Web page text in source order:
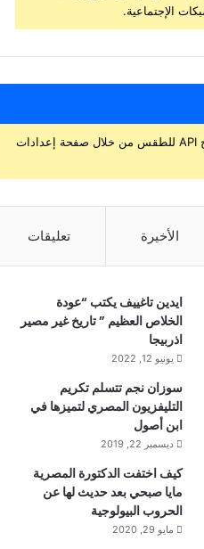
الإجتماعية.
يجب عليك إضافة مفتاح API للطقس من خلال صفحة إعدادات
الأخيرة تعليقات
ايدين تاغييف يكتب “عودة
الخلاص العظيم ” تاريخ غير مصير
اذربيجا
يونيو 12, 2022
سوزان نجم تتسلم تكريم
التليفزيون المصري لتميزها في
ابن أصول
ديسمبر 22, 2019
كيف اختفت الدكتورة المصرية
مايا صبحي بعد حديث لها عن
الحروب البيولوجية
مايو 29, 2020